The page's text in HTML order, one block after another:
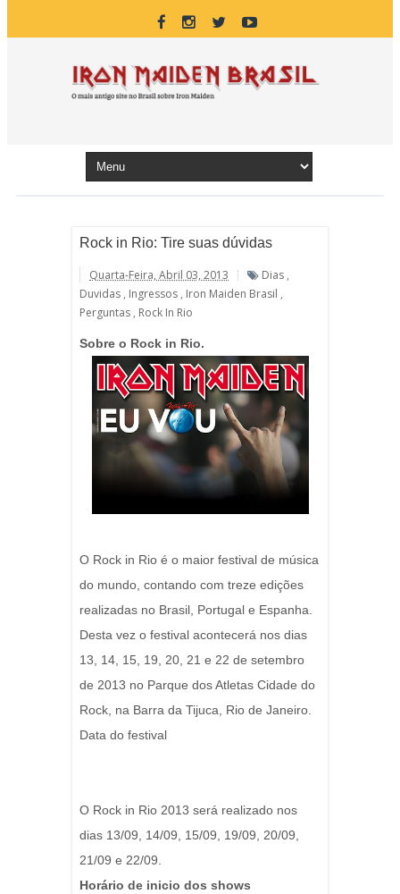
Rock in Rio: Tire suas dúvidas
Quarta-Feira, Abril 03, 2013 Dias ,
Duvidas , Ingressos , Iron Maiden Brasil ,
Perguntas , Rock In Rio
Sobre o Rock in Rio.
O Rock in Rio é o maior festival de música
do mundo, contando com treze edições
realizadas no Brasil, Portugal e Espanha.
Desta vez o festival acontecerá nos dias
13, 14, 15, 19, 20, 21 e 22 de setembro
de 2013 no Parque dos Atletas Cidade do
Rock, na Barra da Tijuca, Rio de Janeiro.
Data do festival
O Rock in Rio 2013 será realizado nos
dias 13/09, 14/09, 15/09, 19/09, 20/09,
21/09 e 22/09.
Horário de inicio dos shows